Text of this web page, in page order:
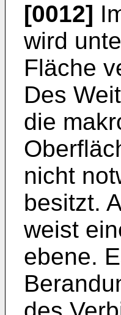
[0012]
wird
Fläche
Des
die
nicht
besitzt.
weist
ebene.